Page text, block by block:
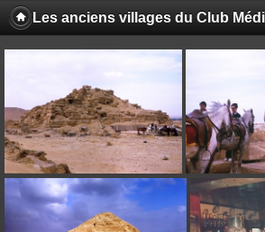
Les anciens villages du Club